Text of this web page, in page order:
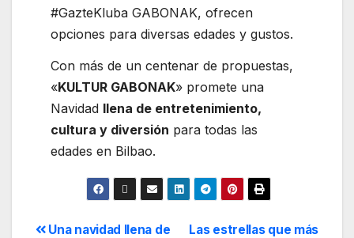
#GazteKluba GABONAK, ofrecen
opciones para diversas edades y gustos.
Con más de un centenar de propuestas,
«KULTUR GABONAK» promete una
Navidad llena de entretenimiento,
cultura y diversión para todas las
edades en Bilbao.
Las estrellas que más
Una navidad llena de